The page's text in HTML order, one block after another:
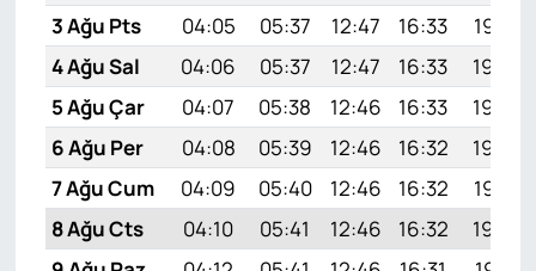
3 Ağu Pts
04:05 05:37 12:47 16:33
19:47
4 Ağu Sal
04:06 05:37 12:47 16:33
19:46
5 Ağu Çar
04:07 05:38 12:46 16:33
19:45
6 Ağu Per
04:08 05:39 12:46 16:32
19:44
7 Ağu Cum
04:09 05:40 12:46 16:32
19:43
8 Ağu Cts
04:10 05:41 12:46 16:32
19:42